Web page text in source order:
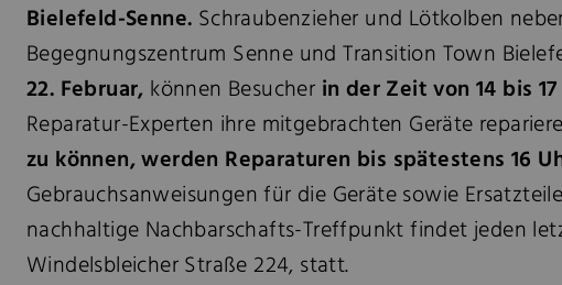
Bielefeld-Senne. Schraubenzieher und Lötkolben
Begegnungszentrum Senne und Transition Town
22. Februar, können Besucher in der Zeit von 14 bis
Reparatur-Experten ihre mitgebrachten Geräte
zu können, werden Reparaturen bis spätestens 16
Gebrauchsanweisungen für die Geräte sowie
nachhaltige Nachbarschafts-Treffpunkt findet jeden
Windelsbleicher Straße 224, statt.